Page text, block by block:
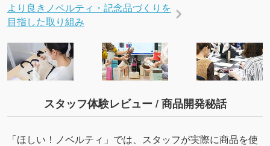
より良きノベルティ・記念品づくりを
目指した取り組み
スタッフ体験レビュー / 商品開発秘話
「ほしい！ノベルティ」では、スタッフが実際に商品を使